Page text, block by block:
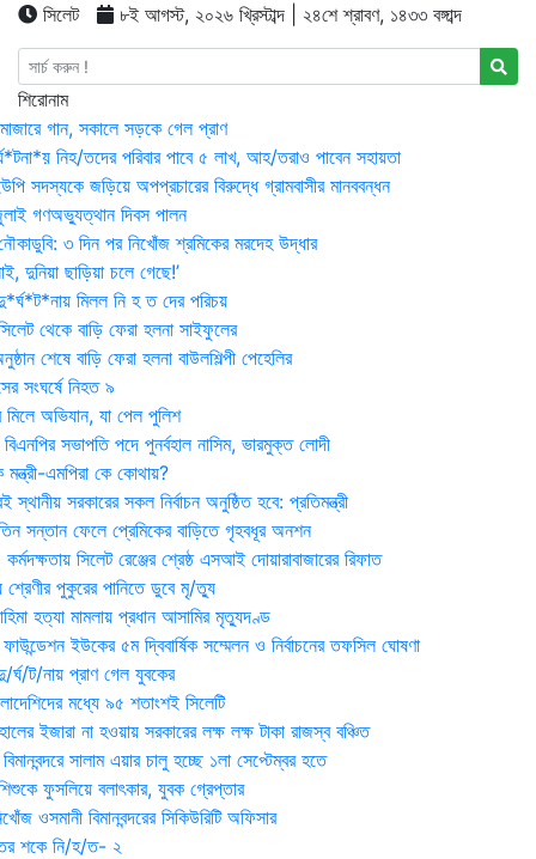
সিলেট ৮ই আগস্ট, ২০২৬ খ্রিস্টাব্দ | ২৪শে শ্রাবণ, ১৪৩৩ বঙ্গাব্দ
শিরোনাম
গান, সকালে সড়কে গেল প্রাণ
নিহ/তদের পরিবার পাবে ৫ লাখ, আহ/তরাও পাবেন সহায়তা
সদস্যকে জড়িয়ে অপপ্রচারের বিরুদ্ধে গ্রামবাসীর মানববন্ধন
গণঅভ্যুত্থান দিবস পালন
৩ দিন পর নিখোঁজ শ্রমিকের মরদেহ উদ্ধার
দুনিয়া ছাড়িয়া চলে গেছে!’
মিলল নি হ ত দের পরিচয়
থেকে বাড়ি ফেরা হলনা সাইফুলের
শেষে বাড়ি ফেরা হলনা বাউলশিল্পী পেহেলির
সংঘর্ষে নিহত ৯
মিলে অভিযান, যা পেল পুলিশ
সভাপতি পদে পুনর্বহাল নাসিম, ভারমুক্ত লোদী
মন্ত্রী-এমপিরা কে কোথায়?
সরকারের সকল নির্বাচন অনুষ্ঠিত হবে: প্রতিমন্ত্রী
সন্তান ফেলে প্রেমিকের বাড়িতে গৃহবধূর অনশন
সিলেট রেঞ্জের শ্রেষ্ঠ এসআই দোয়ারাবাজারের রিফাত
শ্রেণীর পুকুরের পানিতে ডুবে মৃ/ত্যু
হত্যা মামলায় প্রধান আসামির মৃত্যুদণ্ড
ইউকের ৫ম দ্বিবার্ষিক সম্মেলন ও নির্বাচনের তফসিল ঘোষণা
ট/নায় প্রাণ গেল যুবকের
মধ্যে ৯৫ শতাংশই সিলেটি
ইজারা না হওয়ায় সরকারের লক্ষ লক্ষ টাকা রাজস্ব বঞ্চিত
সালাম এয়ার চালু হচ্ছে ১লা সেপ্টেম্বর হতে
ফুসলিয়ে বলাৎকার, যুবক গ্রেপ্তার
ওসমানী বিমানবন্দরের সিকিউরিটি অফিসার
শকে নি/হ/ত- ২